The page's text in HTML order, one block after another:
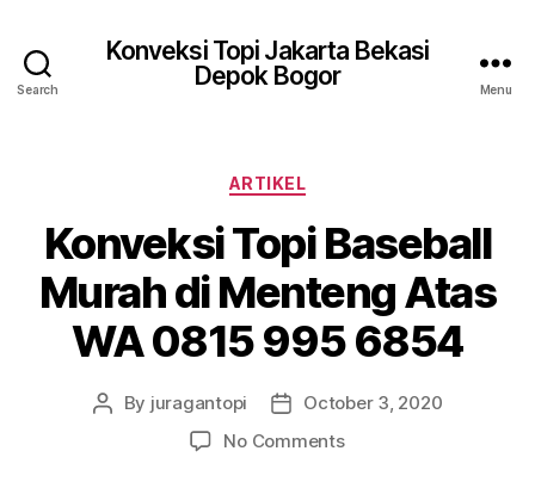
Search
Konveksi Topi Jakarta Bekasi
Depok Bogor
Menu
Categories
ARTIKEL
Konveksi Topi Baseball
Murah di Menteng Atas
WA 0815 995 6854
Post
By juragantopi
PostOctober 3, 2020
No Commentson